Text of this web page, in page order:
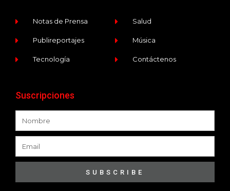
Notas de Prensa
Publireportajes
Tecnología
Salud
Música
Contáctenos
Suscripciones
SUBSCRIBE